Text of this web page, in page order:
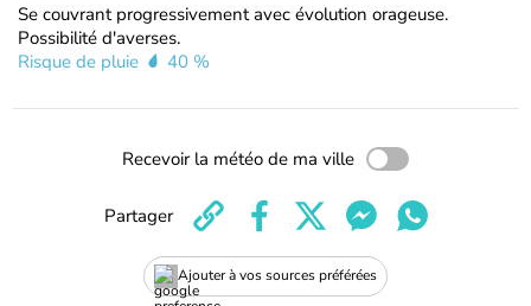
Se couvrant progressivement avec évolution orageuse.
Possibilité d'averses.
Risque de pluie
40 %
Recevoir la météo de ma ville
Ajouter à vos sources préférées
Partager